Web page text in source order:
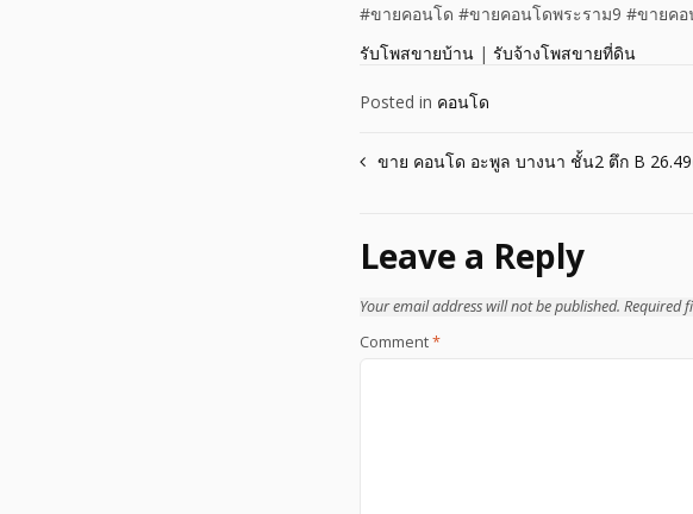
#ขายคอนโด #ขายคอนโดพระราม9 #ขายค
รับโพสขายบ้าน | รับจ้างโพสขายที่ดิน
Posted in คอนโด
Post
ขาย คอนโด อะพูล บางนา ชั้น2 ตึก B
Leave a Reply
Your email address will not be published. Required
Comment*